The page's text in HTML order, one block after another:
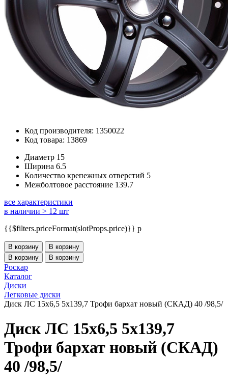
Код производителя: 1350022
Код товара: 13869
Диаметр 15
Ширина 6.5
Количество крепежных отверстий 5
Межболтовое расстояние 139.7
все характеристики
в наличии > 12 шт
{{$filters.priceFormat(slotProps.price)}} p
В корзину
В корзину
В корзину
В корзину
Роскар
Каталог
Диски
Легковые диски
Диск ЛС 15x6,5 5x139,7 Трофи бархат новый (СКАД) 40 /98,5/
Диск ЛС 15x6,5 5x139,7
Трофи бархат новый (СКАД)
40 /98,5/